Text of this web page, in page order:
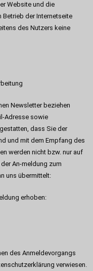
Website und die
der Internetseite
des Nutzers keine
Newsletter beziehen
Adresse sowie
dass Sie der
und mit dem Empfang des
werden nicht bzw. nur auf
An-meldung zum
uns übermittelt:
erhoben:
des Anmeldevorgangs
verwiesen.